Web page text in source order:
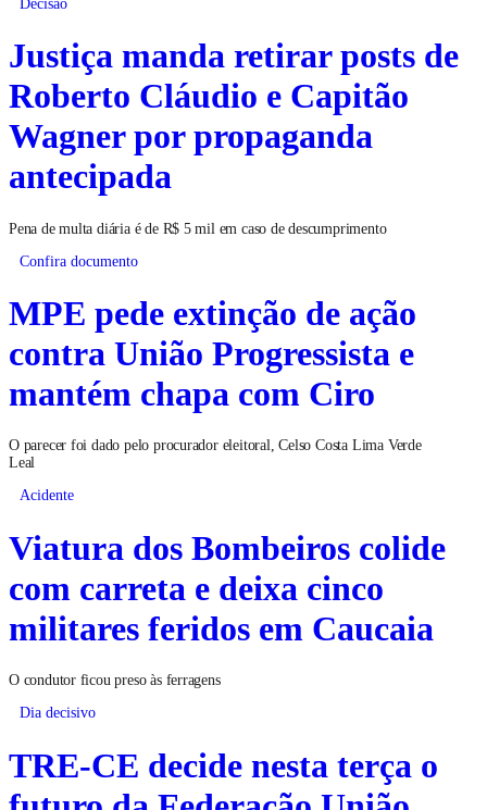
Decisão
Justiça manda retirar posts de
Roberto Cláudio e Capitão
Wagner por propaganda
antecipada
Pena de multa diária é de R$ 5 mil em caso de descumprimento
Confira documento
MPE pede extinção de ação
contra União Progressista e
mantém chapa com Ciro
O parecer foi dado pelo procurador eleitoral, Celso Costa Lima Verde
Leal
Acidente
Viatura dos Bombeiros colide
com carreta e deixa cinco
militares feridos em Caucaia
O condutor ficou preso às ferragens
Dia decisivo
TRE-CE decide nesta terça o